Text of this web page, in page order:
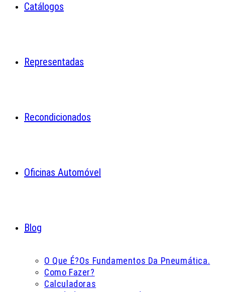
Catálogos
Representadas
Recondicionados
Oficinas Automóvel
Blog
O Que É?Os Fundamentos Da Pneumática.
Como Fazer?
Calculadoras